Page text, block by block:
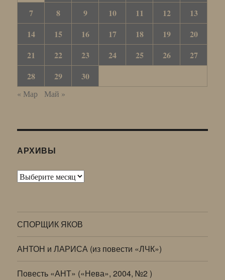
7
8 9 10 11 12
13
14
15 16 17 18 19
20
21
22 23 24 25 26
27
28
29 30
« Мар Май »
АРХИВЫ
Архивы
СПОРЩИК ЯКОВ
АНТОН и ЛАРИСА (из повести «ЛЧК»)
Повесть «АНТ» («Нева», 2004, №2 )